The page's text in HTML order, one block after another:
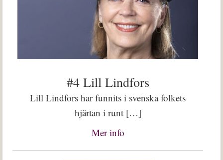
#4 Lill Lindfors
Lill Lindfors har funnits i svenska folkets
hjärtan i runt […]
Mer info